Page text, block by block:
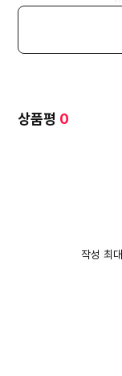
상품평 0
작성 최대